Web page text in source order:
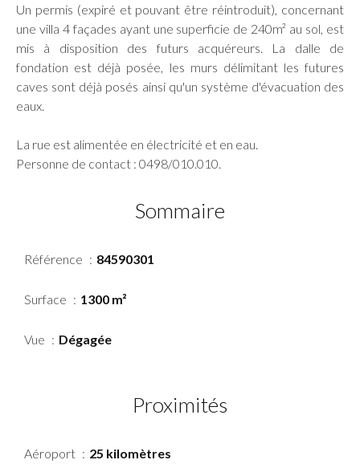
Un permis (expiré et pouvant être réintroduit), concernant
une villa 4 façades ayant une superficie de 240m² au sol, est
mis à disposition des futurs acquéreurs. La dalle de
fondation est déjà posée, les murs délimitant les futures
caves sont déjà posés ainsi qu'un système d'évacuation des
eaux.
La rue est alimentée en électricité et en eau.
Personne de contact : 0498/010.010.
Sommaire
Référence 84590301
Surface 1300 m²
Vue Dégagée
Proximités
Aéroport 25 kilomètres